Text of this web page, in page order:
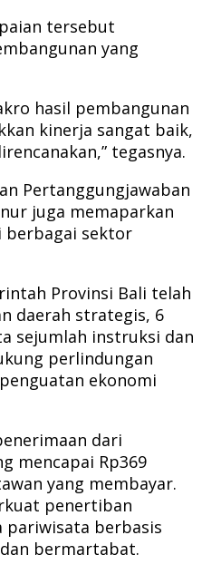
tersebut
yang
hasil pembangunan
kinerja sangat baik,
tegasnya.
Pertanggungjawaban
juga memaparkan
berbagai sektor
Provinsi Bali telah
daerah strategis, 6
sejumlah instruksi dan
perlindungan
ekonomi
dari
mencapai Rp369
yang membayar.
penertiban
pariwisata berbasis
bermartabat.